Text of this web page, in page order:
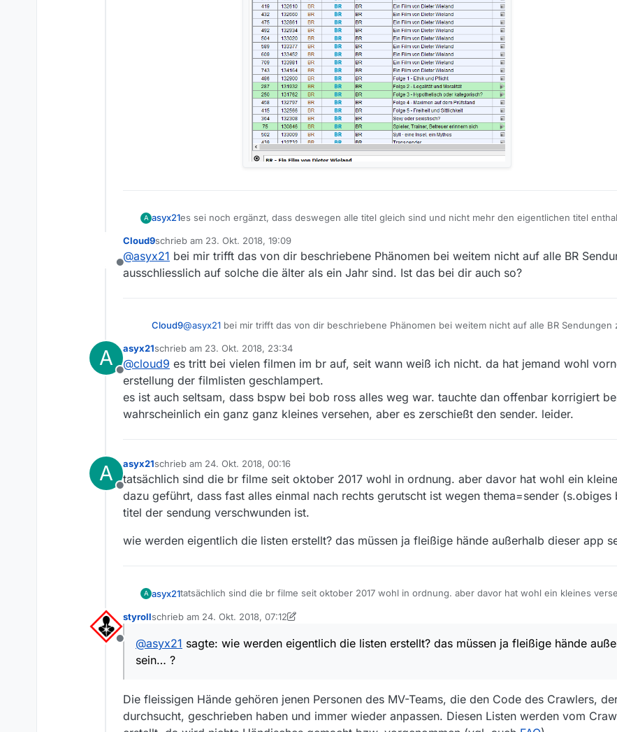
A asyx21es sei noch ergänzt, dass deswegen alle titel gleich sind und nicht mehr den eigentlichen titel
das ähnliche problem gab es im übrigen mit bob ross filmen über lange zeit. aber der wird ja nun
dargestellt.
Offline
Cloud9schrieb am 23. Okt. 2018, 19:09
zuletzt editiert von
@asyx21 bei mir trifft das von dir beschriebene Phänomen bei weitem nicht auf alle BR
ausschliesslich auf solche die älter als ein Jahr sind. Ist das bei dir auch so?
Cloud9@asyx21 bei mir trifft das von dir beschriebene Phänomen bei weitem nicht auf alle BR Sendungen
A
Offline
asyx21schrieb am 23. Okt. 2018, 23:34
zuletzt editiert von
@cloud9 es tritt bei vielen filmen im br auf, seit wann weiß ich nicht. da hat jemand wohl
erstellung der filmlisten geschlampert.
es ist auch seltsam, dass bspw bei bob ross alles weg war. tauchte dan offenbar korrigiert
wahrscheinlich ein ganz ganz kleines versehen, aber es zerschießt den sender. leider.
A
Offline
asyx21schrieb am 24. Okt. 2018, 00:16
zuletzt editiert von
tatsächlich sind die br filme seit oktober 2017 wohl in ordnung. aber davor hat wohl ein
dazu geführt, dass fast alles einmal nach rechts gerutscht ist wegen thema=sender
titel der sendung verschwunden ist.
wie werden eigentlich die listen erstellt? das müssen ja fleißige hände außerhalb dieser app
A asyx21tatsächlich sind die br filme seit oktober 2017 wohl in ordnung. aber davor hat wohl ein kleines
verschwunden ist.
wie werden eigentlich die listen erstellt? das müssen ja fleißige hände außerhalb dieser app sein… ?
Offline
styrollschrieb am 24. Okt. 2018, 07:12
zuletzt editiert von styroll
@asyx21 sagte: wie werden eigentlich die listen erstellt? das müssen ja fleißige hände
sein… ?
Die fleissigen Hände gehören jenen Personen des MV-Teams, die den Code des Crawlers,
durchsucht, geschrieben haben und immer wieder anpassen. Diesen Listen werden vom